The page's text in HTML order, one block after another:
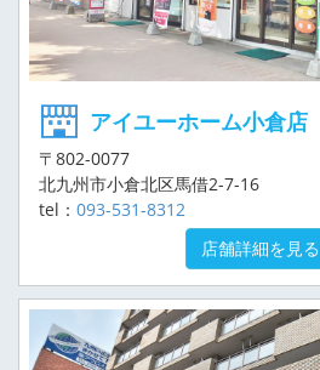
アイユーホーム小倉店
〒802-0077
北九州市小倉北区馬借2-7-16
tel： 093-531-8312
店舗詳細を見る